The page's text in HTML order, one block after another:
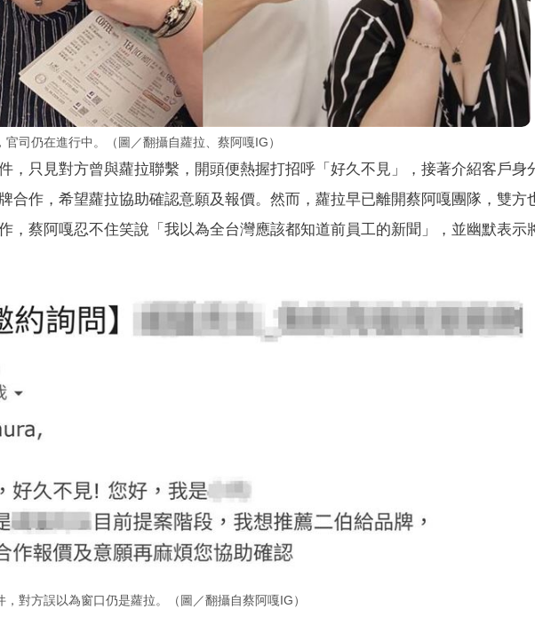
司仍在進行中。（圖／翻攝自蘿拉、蔡阿嘎IG）
，只見對方曾與蘿拉聯繫，開頭便熱握打招呼「好久不見」，接著介紹客戶身
合作，希望蘿拉協助確認意願及報價。然而，蘿拉早已離開蔡阿嘎團隊，雙方
，蔡阿嘎忍不住笑說「我以為全台灣應該都知道前員工的新聞」，並幽默表示
對方誤以為窗口仍是蘿拉。（圖／翻攝自蔡阿嘎IG）